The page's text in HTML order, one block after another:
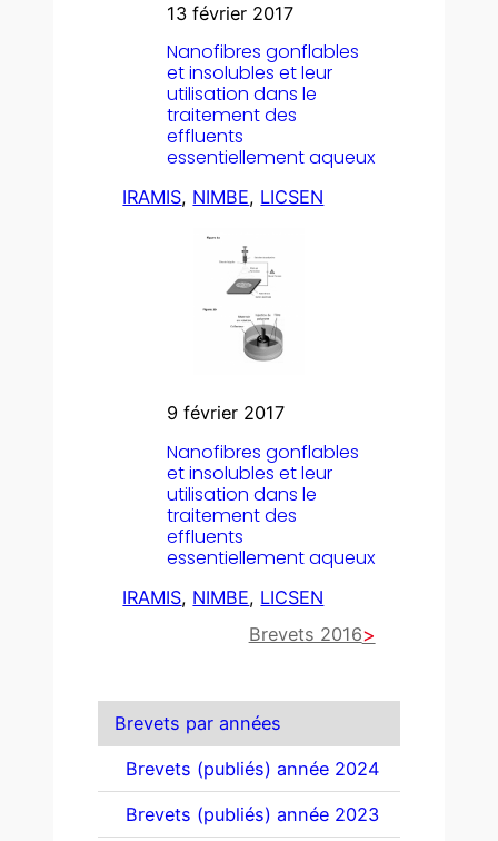
Brevets par années
Brevets (publiés) année 2024
Brevets (publiés) année 2023
13 février 2017
Nanofibres gonflables
et insolubles et leur
utilisation dans le
traitement des
effluents
essentiellement aqueux
IRAMIS, NIMBE, LICSEN
9 février 2017
Nanofibres gonflables
et insolubles et leur
utilisation dans le
traitement des
effluents
essentiellement aqueux
IRAMIS, NIMBE, LICSEN
Brevets 2016